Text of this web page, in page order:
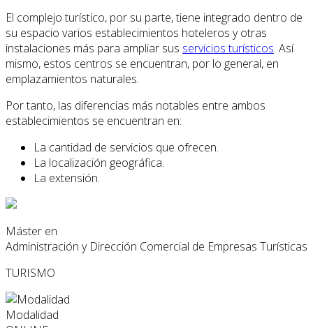
El complejo turístico, por su parte, tiene integrado dentro de
su espacio varios establecimientos hoteleros y otras
instalaciones más para ampliar sus servicios turísticos. Así
mismo, estos centros se encuentran, por lo general, en
emplazamientos naturales.
Por tanto, las diferencias más notables entre ambos
establecimientos se encuentran en:
La cantidad de servicios que ofrecen.
La localización geográfica.
La extensión.
Máster en
Administración y Dirección Comercial de Empresas Turísticas
TURISMO
Modalidad